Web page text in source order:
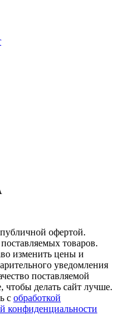
офертой.
товаров.
изменить цены и
уведомления
поставляемой
делать сайт лучше.
с обработкой
конфиденциальности